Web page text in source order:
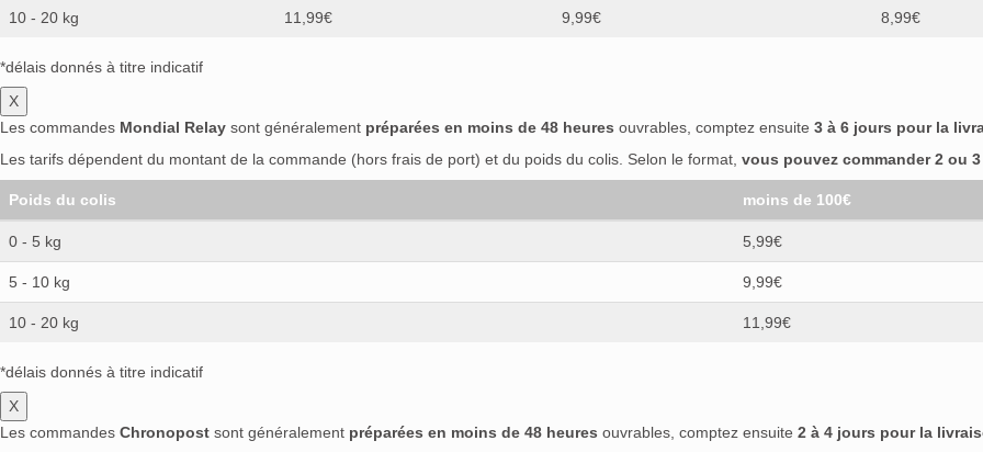
10 - 20 kg 11,99€ 9,99€ 8,99€
*délais donnés à titre indicatif
X
Les commandes Mondial Relay sont généralement préparées en moins de 48 heures ouvrables, comptez ensuite 3 à 6 jours pour la
Les tarifs dépendent du montant de la commande (hors frais de port) et du poids du colis. Selon le format, vous pouvez commander 2 ou
Poids du colis moins de 100€
0 - 5 kg 5,99€
5 - 10 kg 9,99€
10 - 20 kg 11,99€
*délais donnés à titre indicatif
X
Les commandes Chronopost sont généralement préparées en moins de 48 heures ouvrables, comptez ensuite 2 à 4 jours pour la